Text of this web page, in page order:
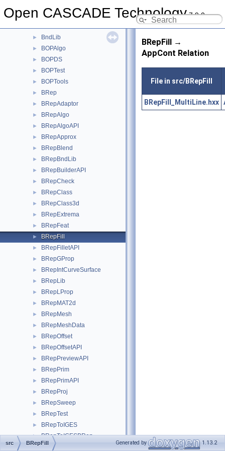
Open CASCADE Technology7.9.0
BlendFunc
► BndLib
► BOPAlgo
► BOPDS
► BOPTest
► BOPTools
► BRep
► BRepAdaptor
► BRepAlgo
► BRepAlgoAPI
► BRepApprox
► BRepBlend
► BRepBndLib
► BRepBuilderAPI
► BRepCheck
► BRepClass
► BRepClass3d
► BRepExtrema
► BRepFeat
► BRepFill
► BRepFilletAPI
► BRepGProp
► BRepIntCurveSurface
► BRepLib
► BRepLProp
► BRepMAT2d
► BRepMesh
► BRepMeshData
► BRepOffset
► BRepOffsetAPI
► BRepPreviewAPI
► BRepPrim
► BRepPrimAPI
► BRepProj
► BRepSweep
► BRepTest
► BRepToIGES
► BRepToIGESBRep
► BRepTools
BRepFill →
AppCont Relation
File in src/BRepFill
BRepFill_MultiLine.hxx
src BRepFill Generated by 1.13.2